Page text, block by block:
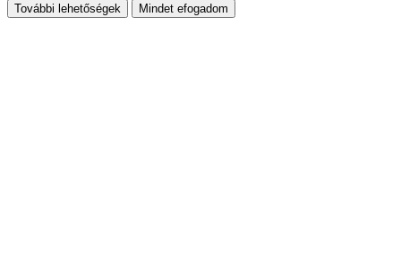
További lehetőségek Mindet efogadom